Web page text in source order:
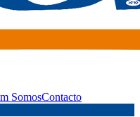
SomosContacto